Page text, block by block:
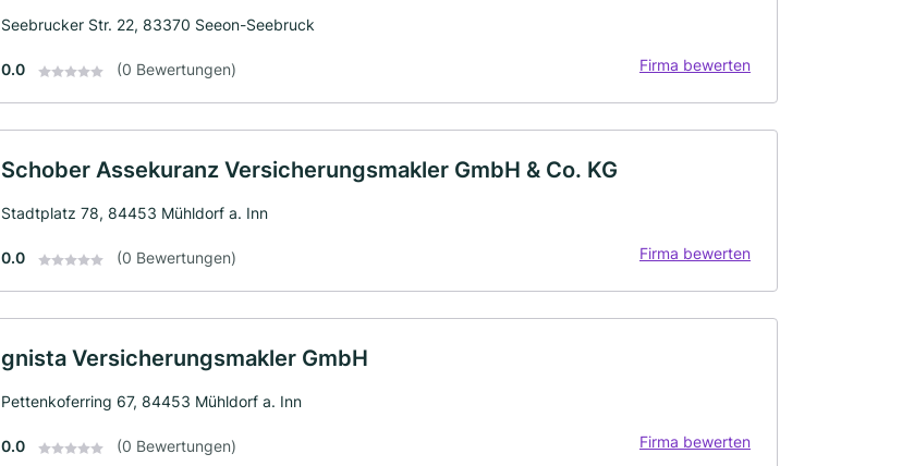
Seebrucker Str. 22, 83370 Seeon-Seebruck
0.0 (0 Bewertungen) Firma bewerten
Schober Assekuranz Versicherungsmakler GmbH & Co. KG
Stadtplatz 78, 84453 Mühldorf a. Inn
0.0 (0 Bewertungen) Firma bewerten
gnista Versicherungsmakler GmbH
Pettenkoferring 67, 84453 Mühldorf a. Inn
0.0 (0 Bewertungen) Firma bewerten